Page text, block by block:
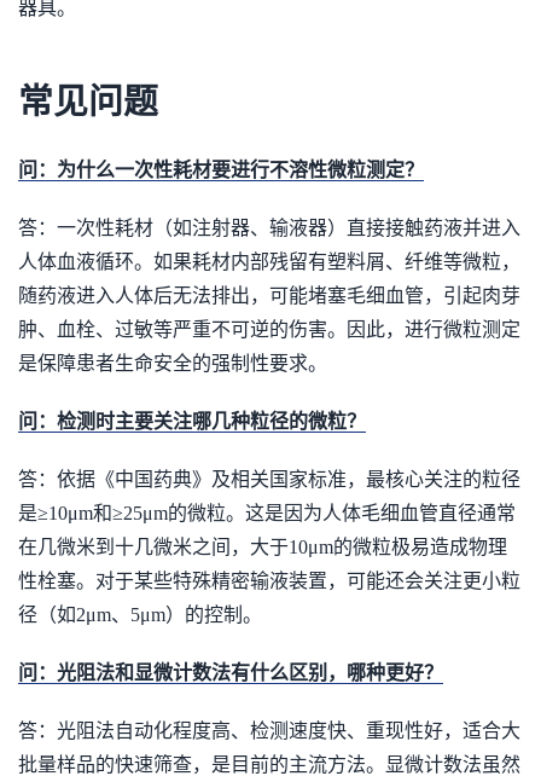
器具。
常见问题
问：为什么一次性耗材要进行不溶性微粒测定？
答：一次性耗材（如注射器、输液器）直接接触药液并进入
人体血液循环。如果耗材内部残留有塑料屑、纤维等微粒，
随药液进入人体后无法排出，可能堵塞毛细血管，引起肉芽
肿、血栓、过敏等严重不可逆的伤害。因此，进行微粒测定
是保障患者生命安全的强制性要求。
问：检测时主要关注哪几种粒径的微粒？
答：依据《中国药典》及相关国家标准，最核心关注的粒径
是≥10μm和≥25μm的微粒。这是因为人体毛细血管直径通常
在几微米到十几微米之间，大于10μm的微粒极易造成物理
性栓塞。对于某些特殊精密输液装置，可能还会关注更小粒
径（如2μm、5μm）的控制。
问：光阻法和显微计数法有什么区别，哪种更好？
答：光阻法自动化程度高、检测速度快、重现性好，适合大
批量样品的快速筛查，是目前的主流方法。显微计数法虽然